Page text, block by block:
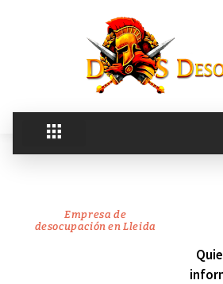
Empresa de
desocupación en Lleida
recuperamos